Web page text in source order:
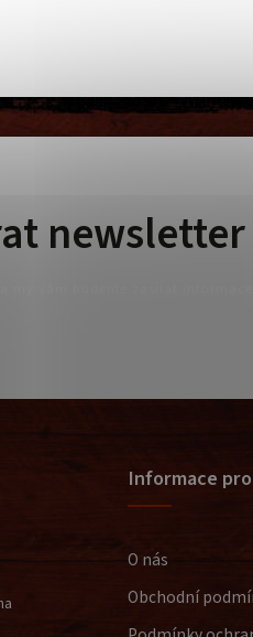
Informace
O nás
Obchodní
newsletter